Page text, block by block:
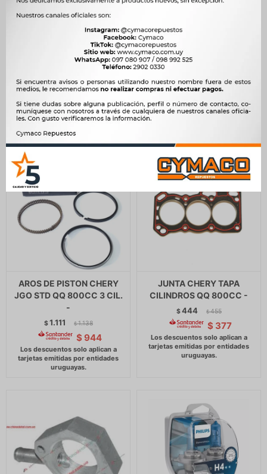
TAPA DE CILINDROS CHERY
CHERY QQ SENSOR CHICO
$11.000 $ 11.270
$9.350
SOPORTE DE MOTOR
CHERY QQ 800cc 3
CILINDROS -
$ 980 $ 1.004
$833
AROS DE PISTON CHERY
JGO STD QQ 800CC 3 CIL.
-
$1.111 $ 1.138
$ 944
JUNTA CHERY TAPA
CILINDROS QQ 800CC -
$444 $ 455
$ 377